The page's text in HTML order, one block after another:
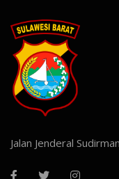
Jalan Jenderal